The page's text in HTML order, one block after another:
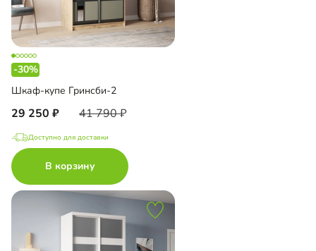
-30%
Шкаф-купе Гринсби-2
29 250 41 790
Доступно для доставки
В корзину